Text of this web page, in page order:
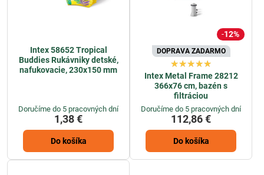
Intex 58652 Tropical
Buddies Rukávniky detské,
nafukovacie, 230x150 mm
Doručíme do 5 pracovných dní
1,38 €
Do košíka
12%
DOPRAVA ZADARMO
Intex Metal Frame 28212
366x76 cm, bazén s
filtráciou
Doručíme do 5 pracovných dní
112,86 €
Do košíka